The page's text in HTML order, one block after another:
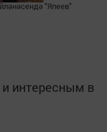
"Япеев"
интересным в